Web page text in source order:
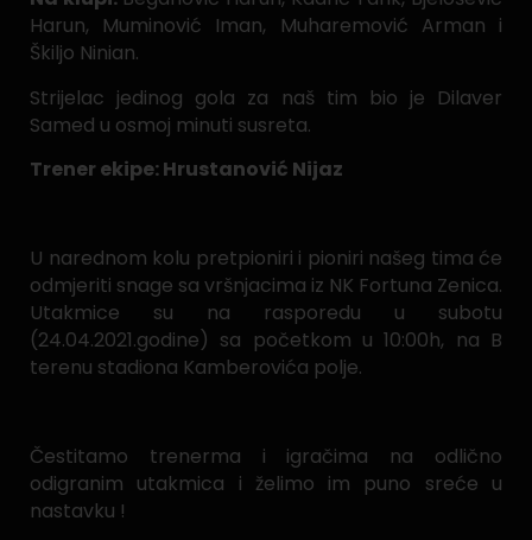
Harun, Muminović Iman, Muharemović Arman i
Škiljo Ninian.
Strijelac jedinog gola za naš tim bio je Dilaver
Samed u osmoj minuti susreta.
Trener ekipe: Hrustanović Nijaz
U narednom kolu pretpioniri i pioniri našeg tima će
odmjeriti snage sa vršnjacima iz NK Fortuna Zenica.
Utakmice su na rasporedu u subotu
(24.04.2021.godine) sa početkom u 10:00h, na B
terenu stadiona Kamberovića polje.
Čestitamo trenerma i igračima na odlično
odigranim utakmica i želimo im puno sreće u
nastavku !